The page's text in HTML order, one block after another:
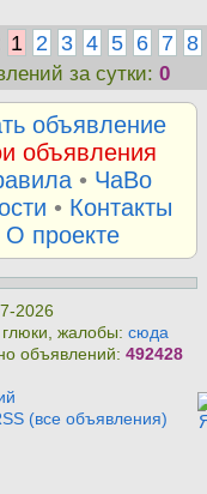
1 2 3 4 5 6 7 8
за сутки:0
объявление
объявления
• ЧаВо
• Контакты
О проекте
2026
глюки, жалобы:сюда
объявлений:492428
(все объявления)